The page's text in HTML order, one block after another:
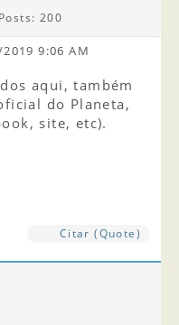
Posts: 200
9:06 AM
aqui, também
do Planeta,
site, etc).
Citar (Quote)